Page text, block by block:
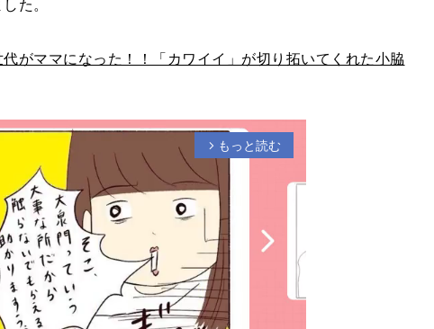
た。
がママになった！！「カワイイ」が切り拓いてくれた小脇
arrow_forward_ios もっと読む